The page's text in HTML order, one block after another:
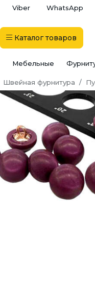
Viber WhatsApp
Каталог товаров
Мебельные
Швейная фурнитура